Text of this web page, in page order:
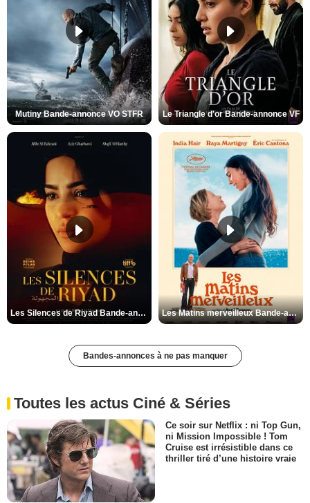
Mutiny Bande-annonce VO STFR Le Triangle d'or Bande-annonce VF
Les Silences de Riyad Bande-annonce VO STFR Les Matins merveilleux Bande-annonce VF
Bandes-annonces à ne pas manquer
Toutes les actus Ciné & Séries
Ce soir sur Netflix : ni Top Gun,
ni Mission Impossible ! Tom
Cruise est irrésistible dans ce
thriller tiré d’une histoire vraie